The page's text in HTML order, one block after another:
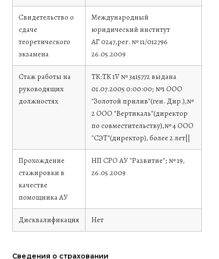
Свидетельство о
сдаче
теоретического
экзамена
Международный
юридический институт
АГ 0247,рег. № 11/012796
26.05.2009
Стаж работы на
руководящих
должностях
ТК:ТК 1V № 3415772 выдана
01.07.2005 0:00:00; №1 ООО
"Золотой прилив"(ген. Дир.),№
2 ООО "Вертикаль"(директор
по совместительству),№ 4 ООО
"СЭТ"(директор), более 2 лет||
Прохождение
стажировки в
качестве
помощника АУ
НП СРО АУ "Развитие"; № 19,
26.05.2009
Дисквалификация Нет
Сведения о страховании